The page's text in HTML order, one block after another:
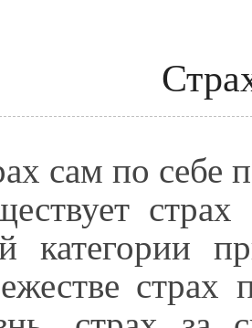
сам по себе
категории
страх